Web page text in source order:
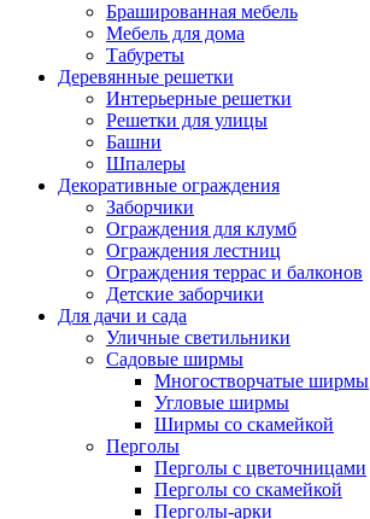
Брашированная мебель
Мебель для дома
Табуреты
Деревянные решетки
Интерьерные решетки
Решетки для улицы
Башни
Шпалеры
Декоративные ограждения
Заборчики
Ограждения для клумб
Ограждения лестниц
Ограждения террас и балконов
Детские заборчики
Для дачи и сада
Уличные светильники
Садовые ширмы
Многостворчатые ширмы
Угловые ширмы
Ширмы со скамейкой
Перголы
Перголы с цветочницами
Перголы со скамейкой
Перголы-арки